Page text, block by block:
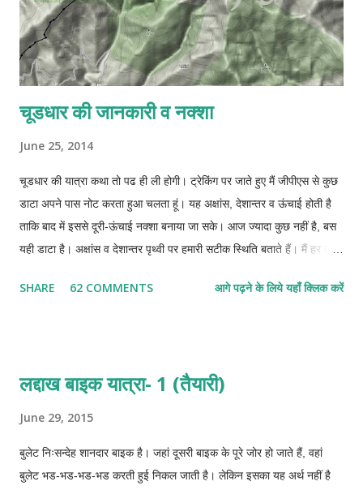
चूडधार की जानकारी व नक्शा
June 25, 2014
चूडधार की यात्रा कथा तो पढ ही ली होगी। ट्रेकिंग पर जाते हुए मैं जीपीएस से कुछ
डाटा अपने पास नोट करता हुआ चलता हूं। यह अक्षांस, देशान्तर व ऊंचाई होती है
ताकि बाद में इससे दूरी-ऊंचाई नक्शा बनाया जा सके। आज ज्यादा कुछ नहीं है, बस
यही डाटा है। अक्षांस व देशान्तर पृथ्वी पर हमारी सटीक स्थिति बताते हैं। मैं हर दस-
युक्त साधारण सा मोबाइल है जिसमें मैं अपना यात्रा-पथ रिकार्ड नहीं कर सकता। हर
बताऊंगा। अब गूगल मैप को कैसे समझाऊं कि सडक तो चूडधार के आसपास भी नहीं
SHARE 62 COMMENTS आगे पढ़ने के लिये यहाँ क्लिक करें
लद्दाख बाइक यात्रा- 1 (तैयारी)
June 29, 2015
बुलेट निःसन्देह शानदार बाइक है। जहां दूसरी बाइक के पूरे जोर हो जाते हैं, वहां
बुलेट भड-भड-भड-भड करती हुई निकल जाती है। लेकिन इसका यह अर्थ नहीं है